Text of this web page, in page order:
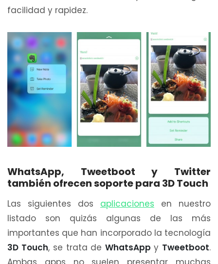
facilidad y rapidez.
WhatsApp, Tweetboot y Twitter
también ofrecen soporte para 3D Touch
Las siguientes dos aplicaciones en nuestro
listado son quizás algunas de las más
importantes que han incorporado la tecnología
3D Touch, se trata deWhatsAppy Tweetboot.